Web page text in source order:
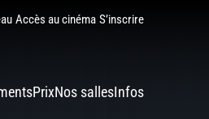
Accès au cinéma S’inscrire
PrixNos sallesInfos